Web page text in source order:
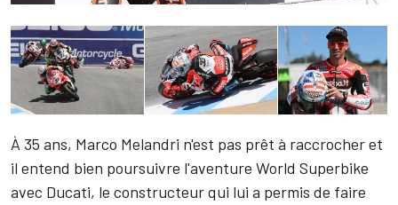
À 35 ans, Marco Melandri n'est pas prêt à raccrocher et
il entend bien poursuivre l'aventure World Superbike
avec Ducati, le constructeur qui lui a permis de faire